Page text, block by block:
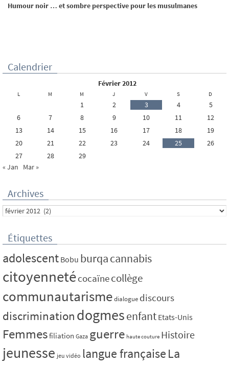
Humour noir … et sombre perspective pour les musulmanes
Calendrier
février 2012
L M M J V S D
1 2 3 4
5
6
7 8 9 10 11
12
13
14 15 16 17 18
19
20
21 22 23 24 25
26
27
28
29
« Jan
Mar »
Archives
Archives
Étiquettes
adolescent Bobu burqacannabis
citoyennetécocaïnecollège
communautarismedialogue discours
discrimination dogmesenfant Etats-Unis
Femmesfiliation Gaza guerre haute couture Histoire
jeunesse jeu vidéo langue française La